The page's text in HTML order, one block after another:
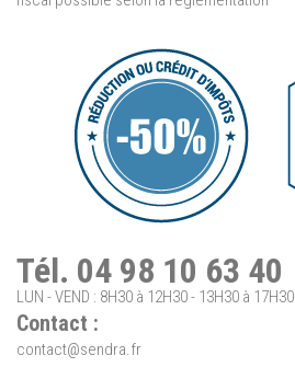
Tél. 04 98 10 63 40
LUN - VEND : 8H30 à 12H30 - 13H30 à 17H30
Contact :
contact@sendra.fr